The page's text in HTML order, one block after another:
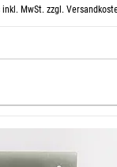
inkl. MwSt. zzgl.